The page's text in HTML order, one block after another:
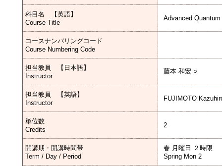
科目名 【英語】
Course Title
Advanced
コースナンバリングコード
Course Numbering Code
担当教員 【日本語】
Instructor
藤本 和宏 ○
担当教員 【英語】
Instructor
FUJIMOTO
単位数
Credits
2
開講期・開講時間帯
Term / Day / Period
春 月曜日 ２時限
Spring Mon 2